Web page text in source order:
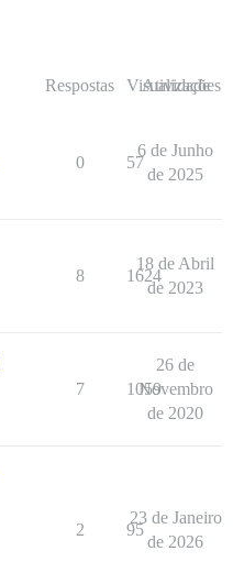
Respostas Visualizações
Atividade
0 57
6 de Junho
de 2025
8 1624
18 de Abril
de 2023
7 1059
26 de
Novembro
de 2020
2 95
23 de Janeiro
de 2026